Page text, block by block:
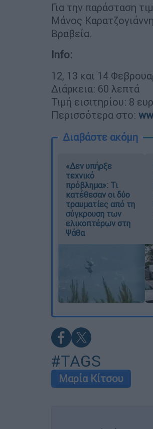
Για την παράσταση
Μάνος
Βραβεία.
Info:
12, 13 και 14
Διάρκεια: 60 λεπτά
Τιμή εισιτηρίου: 8
Περισσότερα στο:
Διαβάστε ακόμη
«Δεν υπήρξε
τεχνικό
πρόβλημα»: Τι
κατέθεσαν οι δύο
τραυματίες από τη
σύγκρουση των
ελικοπτέρων στη
Ψάθα
#TAGS
Μαρία Κίτσου